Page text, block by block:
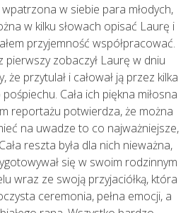
w siebie para młodych,
w kilku słowach opisać Laurę i
przyjemność współpracować.
zobaczył Laurę w dniu
że przytulał i całował ją przez kilka
Cała ich piękna miłosna
reportażu potwierdza, że można
na uwadze to co najważniejsze,
reszta była dla nich nieważna,
się w swoim rodzinnym
wraz ze swoją przyjaciółką, która
ceremonia, pełna emocji, a